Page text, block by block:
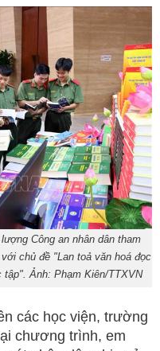
Công an nhân dân tham
chủ đề "Lan toả văn hoá đọc
Ảnh: Phạm Kiên/TTXVN
các học viện, trường
chương trình, em